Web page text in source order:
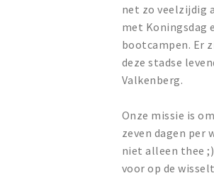
net zo veelzijdig
met Koningsdag
bootcampen. Er
deze stadse
Valkenberg.
Onze missie is
zeven dagen per
niet alleen thee
voor op de